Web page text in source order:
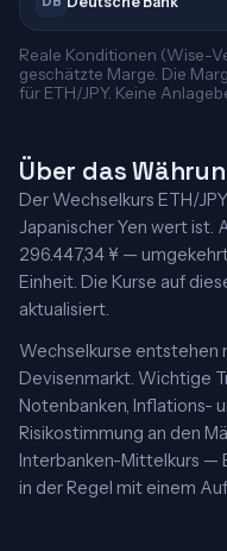
Reale Konditionen (Wise-
geschätzte Marge. Die
für ETH/JPY. Keine
Über das
Der Wechselkurs ETH/
Japanischer Yen wert ist.
296.447,34 ¥ —
Einheit. Die Kurse auf
aktualisiert.
Wechselkurse entstehen
Devisenmarkt. Wichtige
Notenbanken, Inflations-
Risikostimmung an den
Interbanken-Mittelkurs —
in der Regel mit einem